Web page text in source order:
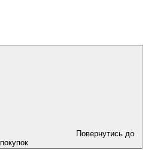
Повернутись до
покупок